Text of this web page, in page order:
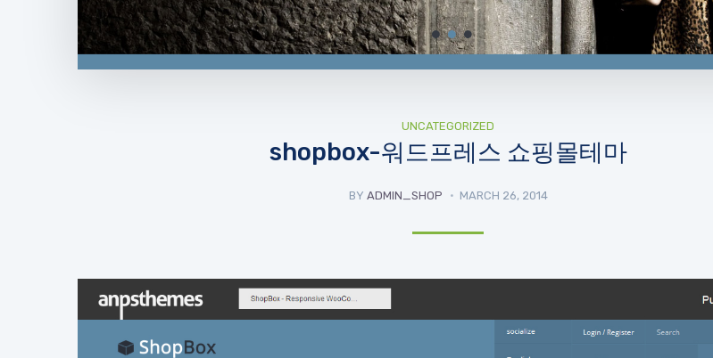
UNCATEGORIZED
shopbox-워드프레스 쇼핑몰테마
BY ADMIN_SHOP MARCH 26, 2014